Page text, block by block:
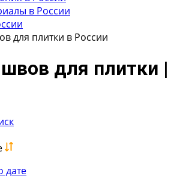
в России
для плитки в России
для плитки |
дате